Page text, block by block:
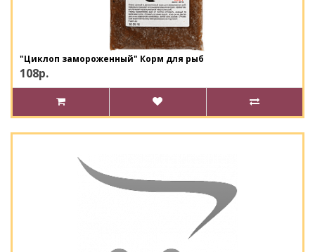
"Циклоп замороженный" Корм для рыб
108р.